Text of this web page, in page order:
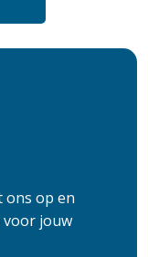
ons op en
voor jouw